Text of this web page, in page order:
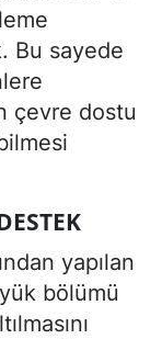
Bu sayede
çevre dostu
yapılan
bölümü